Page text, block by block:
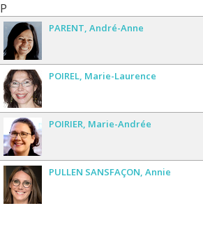
P
PARENT André-Anne
POIREL Marie-Laurence
POIRIER Marie-Andrée
PULLEN SANSFAÇON Annie